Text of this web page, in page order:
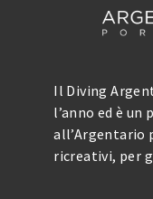
Il Diving
l’anno ed è
all’Argentario
ricreativi, per